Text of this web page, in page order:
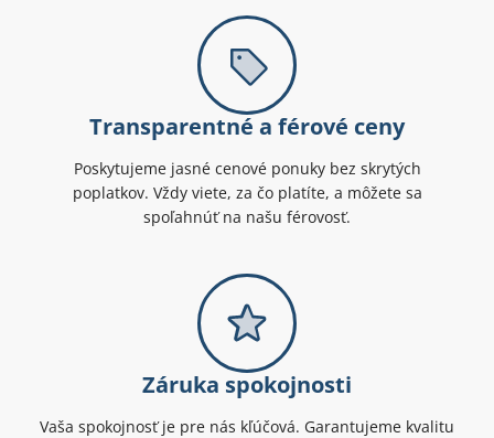
Transparentné a férové ceny
Poskytujeme jasné cenové ponuky bez skrytých
poplatkov. Vždy viete, za čo platíte, a môžete sa
spoľahnúť na našu férovosť.
Záruka spokojnosti
Vaša spokojnosť je pre nás kľúčová. Garantujeme kvalitu